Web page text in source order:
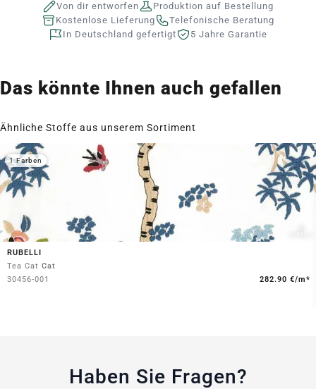
Von dir entworfen
Produktion auf Bestellung
Kostenlose Lieferung
Telefonische Beratung
In Deutschland gefertigt
5 Jahre Garantie
Das könnte Ihnen auch gefallen
Ähnliche Stoffe aus unserem Sortiment
RUBELLI
Tea Cat Cat
30456-001
282.90 €/m*
1 Farben
Haben Sie Fragen?